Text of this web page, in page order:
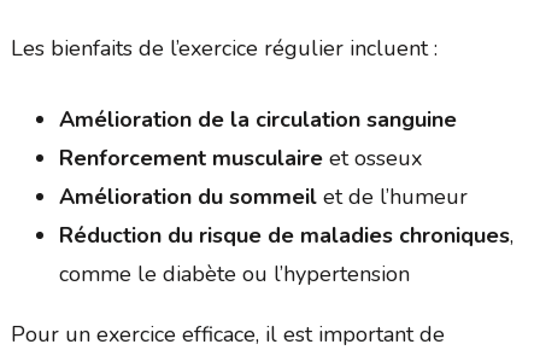
Les bienfaits de l’exercice régulier incluent :
Amélioration de la circulation sanguine
Renforcement musculaireet osseux
Amélioration du sommeilet de l’humeur
Réduction du risque de maladies chroniques,
comme le diabète ou l’hypertension
Pour un exercice efficace, il est important de